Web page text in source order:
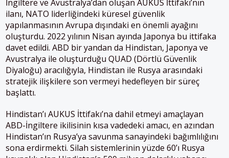
İngiltere ve Avustralya’dan oluşan AUKUS İttifakı’nın
ilanı, NATO liderliğindeki küresel güvenlik
yapılanmasının Avrupa dışındaki en önemli ayağını
oluşturdu. 2022 yılının Nisan ayında Japonya bu ittifaka
davet edildi. ABD bir yandan da Hindistan, Japonya ve
Avustralya ile oluşturduğu QUAD (Dörtlü Güvenlik
Diyaloğu) aracılığıyla, Hindistan ile Rusya arasındaki
stratejik ilişkilere son vermeyi hedefleyen bir süreç
başlattı.
Hindistan’ı AUKUS İttifakı’na dahil etmeyi amaçlayan
ABD-İngiltere ikilisinin kısa vadedeki amacı, en azından
Hindistan’ın Rusya’ya savunma sanayindeki bağımlılığını
sona erdirmekti. Silah sistemlerinin yüzde 60’ı Rusya